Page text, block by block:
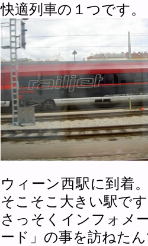
快適列車の１つです。
ウィーン西駅に到着
そこそこ大きい駅で
さっそくインフォメ
ード」の事を訪ねた